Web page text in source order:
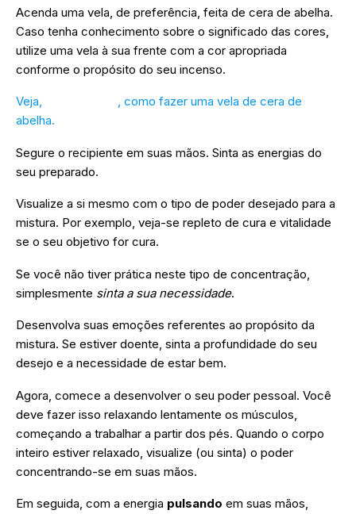
Acenda uma vela, de preferência, feita de cera de abelha.
Caso tenha conhecimento sobre o significado das cores,
utilize uma vela à sua frente com a cor apropriada
conforme o propósito do seu incenso.
Veja,
, como fazer uma vela de cera de
abelha.
Segure o recipiente em suas mãos. Sinta as energias do
seu preparado.
Visualize a si mesmo com o tipo de poder desejado para a
mistura. Por exemplo, veja-se repleto de cura e vitalidade
se o seu objetivo for cura.
Se você não tiver prática neste tipo de concentração,
simplesmente sinta a sua necessidade.
Desenvolva suas emoções referentes ao propósito da
mistura. Se estiver doente, sinta a profundidade do seu
desejo e a necessidade de estar bem.
Agora, comece a desenvolver o seu poder pessoal. Você
deve fazer isso relaxando lentamente os músculos,
começando a trabalhar a partir dos pés. Quando o corpo
inteiro estiver relaxado, visualize (ou sinta) o poder
concentrando-se em suas mãos.
Em seguida, com a energia pulsando em suas mãos,